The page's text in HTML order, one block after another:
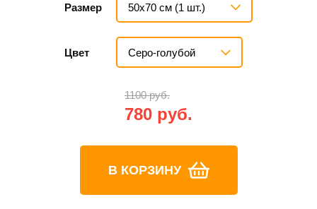
Размер 50х70 см (1 шт.)
Цвет Серо-голубой
1100 руб.
780 руб.
В КОРЗИНУ